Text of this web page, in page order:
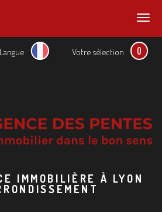
Langue Votre sélection 0
IMMOBILIÈRE À LYON